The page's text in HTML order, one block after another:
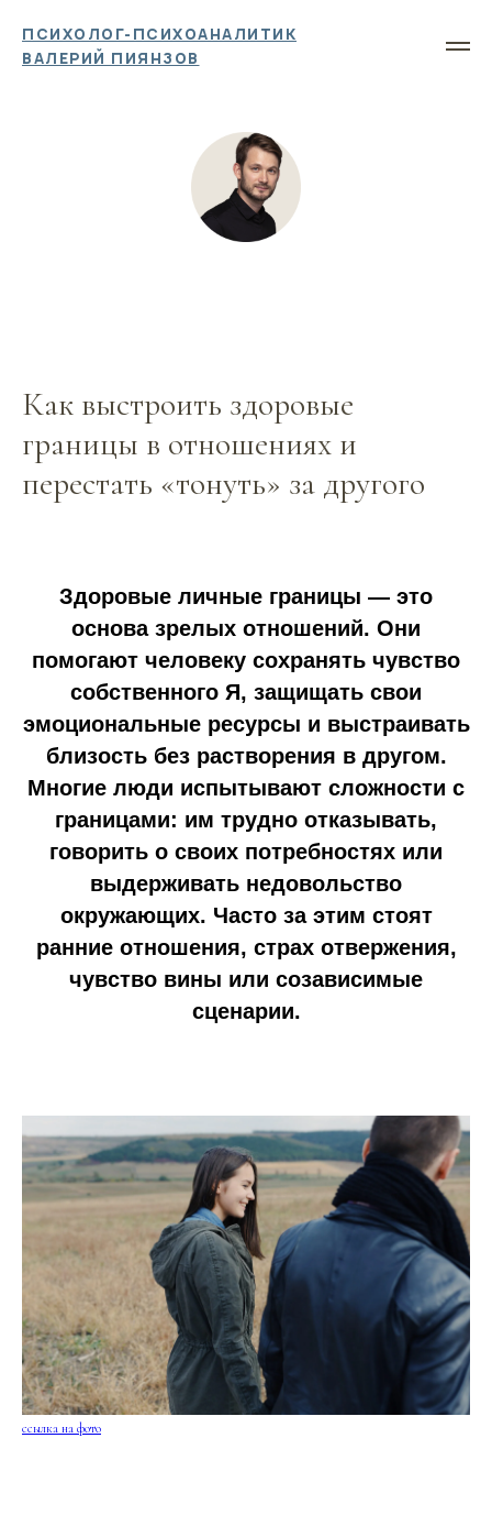
ПСИХОЛОГ-ПСИХОАНАЛИТИК
ВАЛЕРИЙ ПИЯНЗОВ
Как выстроить здоровые
границы в отношениях и
перестать «тонуть» за другого
Здоровые личные границы — это
основа зрелых отношений. Они
помогают человеку сохранять чувство
собственного Я, защищать свои
эмоциональные ресурсы и выстраивать
близость без растворения в другом.
Многие люди испытывают сложности с
границами: им трудно отказывать,
говорить о своих потребностях или
выдерживать недовольство
окружающих. Часто за этим стоят
ранние отношения, страх отвержения,
чувство вины или созависимые
сценарии.
ссылка на фото